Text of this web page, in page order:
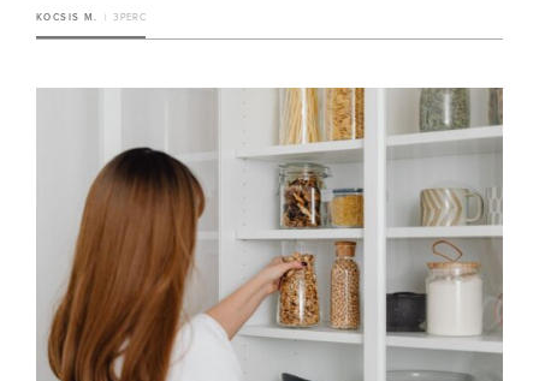
KOCSIS M. 3 PERC